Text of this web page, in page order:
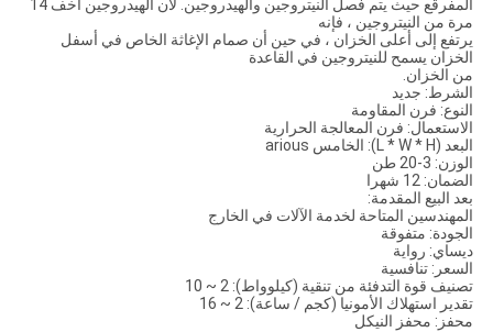
المفرقع حيث يتم فصل النيتروجين والهيدروجين. لأن الهيدروجين أخف 14
مرة من النيتروجين ، فإنه
يرتفع إلى أعلى الخزان ، في حين أن صمام الإغاثة الخاص في أسفل
الخزان يسمح للنيتروجين في القاعدة
من الخزان.
الشرط: جديد
النوع: فرن المقاومة
الاستعمال: فرن المعالجة الحرارية
البعد (L * W * H): الخامس
الوزن:
الضمان:
بعد البيع المقدمة:
المهندسين المتاحة لخدمة الآلات في الخارج
الجودة: متفوقة
ديساي: رواية
السعر: تنافسية
تصنيف قوة التدفئة من تنقية (كيلوواط):
تقدير استهلاك الأمونيا (كجم / ساعة):
محفز: محفز النيكل